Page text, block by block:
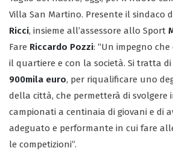
Villa San Martino. Presente il sindaco
Ricci, insieme all’assessore allo Sport
Fare Riccardo Pozzi: “Un impegno
il quartiere e con la società. Si tratta
900mila euro, per riqualificare uno
della città, che permetterà di svolgere
campionati a centinaia di giovani e di
adeguato e performante in cui fare
le competizioni”.